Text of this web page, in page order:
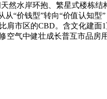
水岸环抱、繁星式楼栋结
“价钱型”转向“价值认知
市区的CBD。含文化建
空气中健壮成长普互市品房